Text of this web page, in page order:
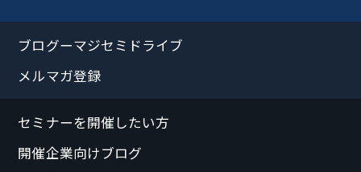
ブログーマジセミドライブ
メルマガ登録
セミナーを開催したい方
開催企業向けブログ